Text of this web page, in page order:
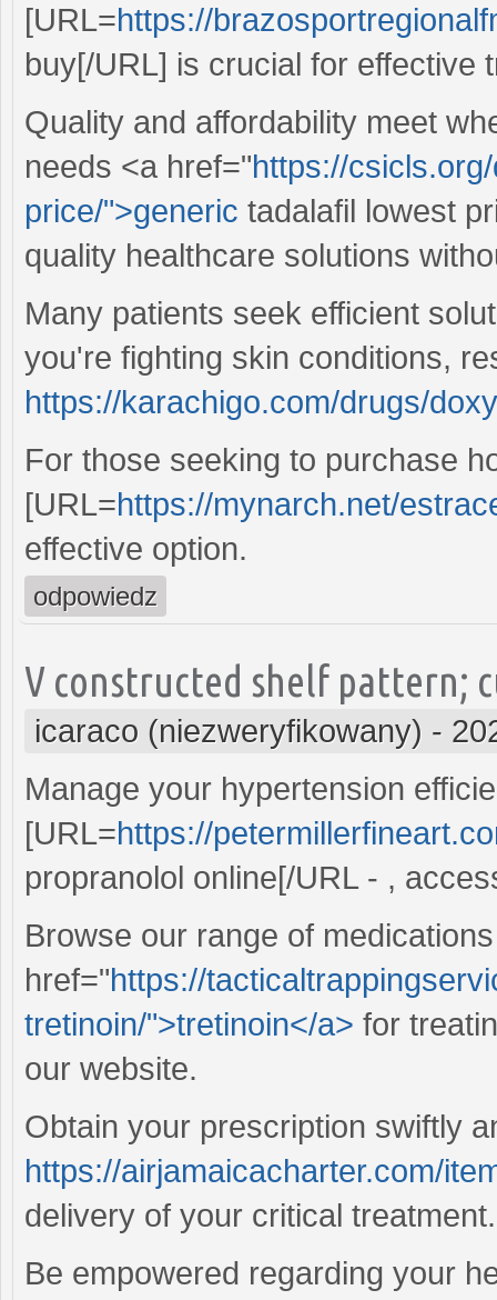
[URL=https://
buy[/URL] is crucial for effective
Quality and affordability meet
needs <a href="https://
price/">generic tadalafil lowest
quality healthcare solutions
Many patients seek efficient
you're fighting skin conditions,
https://karachigo.com/drugs/
For those seeking to purchase
[URL=https://mynarch.net/
effective option.
odpowiedz
V constructed shelf pattern;
icaraco (niezweryfikowany) -
Manage your hypertension
[URL=https://
propranolol online[/URL - ,
Browse our range of
href="https://
tretinoin/">tretinoin</a> for
our website.
Obtain your prescription swiftly
https://airjamaicacharter.com/
delivery of your critical treatment.
Be empowered regarding your